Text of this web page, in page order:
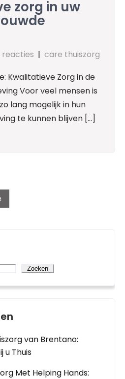
zorg in uw
reacties | care thuiszorg
Kwalitatieve Zorg in de
Voor veel mensen is
lang mogelijk in hun
te kunnen blijven […]
Zoeken
van Brentano:
u Thuis
Met Helping Hands: